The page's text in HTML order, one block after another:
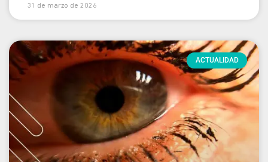
31 de marzo de 2026
ACTUALIDAD